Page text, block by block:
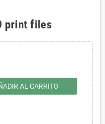
print files
AL CARRITO